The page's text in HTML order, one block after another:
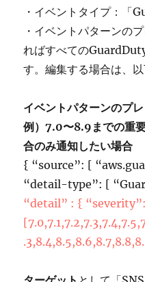
・イベントタイプ：「
・イベントパターンの
ればすべての
す。編集する場合は、
イベントパターンのプ
例）7.0〜8.9までの重
合のみ通知したい場合
{ “source”: [
“detail-type”: [
“detail” : { “severity”: